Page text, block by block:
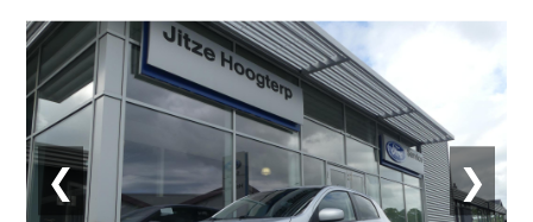
BLOG
WIE ZIJN WIJ
CONTACT
❮ ❯